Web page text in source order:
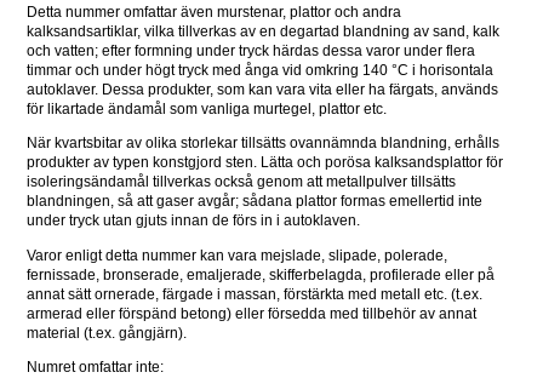
Detta nummer omfattar även murstenar, plattor och andra
kalksandsartiklar, vilka tillverkas av en degartad blandning av sand, kalk
och vatten; efter formning under tryck härdas dessa varor under flera
timmar och under högt tryck med ånga vid omkring 140 °C i horisontala
autoklaver. Dessa produkter, som kan vara vita eller ha färgats, används
för likartade ändamål som vanliga murtegel, plattor etc.
När kvartsbitar av olika storlekar tillsätts ovannämnda blandning, erhålls
produkter av typen konstgjord sten. Lätta och porösa kalksandsplattor för
isoleringsändamål tillverkas också genom att metallpulver tillsätts
blandningen, så att gaser avgår; sådana plattor formas emellertid inte
under tryck utan gjuts innan de förs in i autoklaven.
Varor enligt detta nummer kan vara mejslade, slipade, polerade,
fernissade, bronserade, emaljerade, skifferbelagda, profilerade eller på
annat sätt ornerade, färgade i massan, förstärkta med metall etc. (t.ex.
armerad eller förspänd betong) eller försedda med tillbehör av annat
material (t.ex. gångjärn).
Numret omfattar inte: